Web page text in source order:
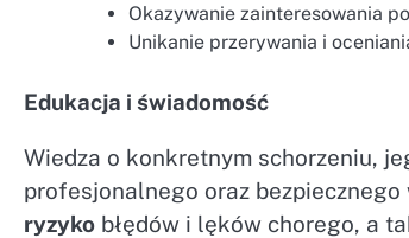
Okazywanie zainteresowania
Unikanie przerywania i
Edukacja i świadomość
Wiedza o konkretnym schorzeniu,
profesjonalnego oraz
ryzyko błędów i lęków chorego, a